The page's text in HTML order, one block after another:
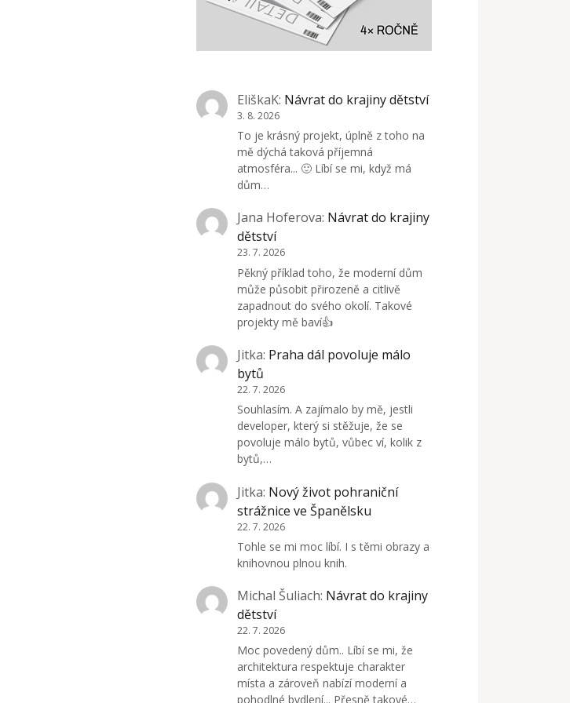
EliškaK: Návrat do krajiny dětství
3. 8. 2026
To je krásný projekt, úplně z toho na
mě dýchá taková příjemná
atmosféra... 🙂 Líbí se mi, když má
dům…
Jana Hoferova: Návrat do krajiny
dětství
23. 7. 2026
Pěkný příklad toho, že moderní dům
může působit přirozeně a citlivě
zapadnout do svého okolí. Takové
projekty mě baví👍
Jitka: Praha dál povoluje málo
bytů
22. 7. 2026
Souhlasím. A zajímalo by mě, jestli
developer, který si stěžuje, že se
povoluje málo bytů, vůbec ví, kolik z
bytů,…
Jitka: Nový život pohraniční
strážnice ve Španělsku
22. 7. 2026
Tohle se mi moc líbí. I s těmi obrazy a
knihovnou plnou knih.
Michal Šuliach: Návrat do krajiny
dětství
22. 7. 2026
Moc povedený dům.. Líbí se mi, že
architektura respektuje charakter
místa a zároveň nabízí moderní a
pohodlné bydlení... Přesně takové…